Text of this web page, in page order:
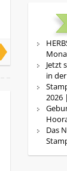
Jetzt
in
2026
Das